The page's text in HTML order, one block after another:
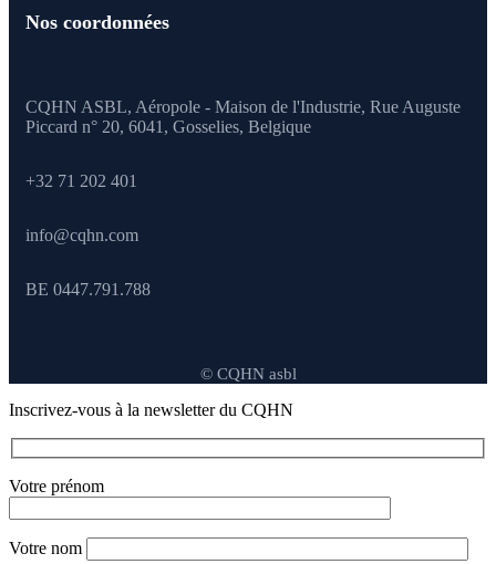
Nos coordonnées
CQHN ASBL, Aéropole - Maison de l'Industrie, Rue Auguste
Piccard n° 20, 6041, Gosselies, Belgique
+32 71 202 401
info@cqhn.com
BE 0447.791.788
© CQHN asbl
Inscrivez-vous à la newsletter du CQHN
Votre prénom
Votre nom